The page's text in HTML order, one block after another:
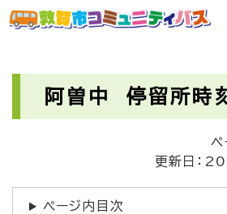
ペ
ー
メニューを飛ばし
阿曽中 停留所時
更新日：
ページ内目次